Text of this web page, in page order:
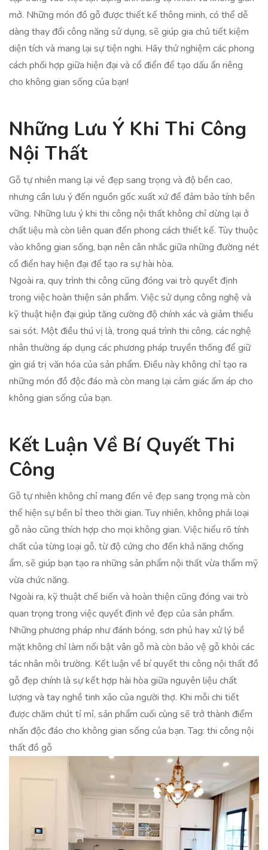
mở. Những món đồ gỗ được thiết kế thông minh, có thể dễ
dàng thay đổi công năng sử dụng, sẽ giúp gia chủ tiết kiệm
diện tích và mang lại sự tiện nghi. Hãy thử nghiệm các phong
cách phối hợp giữa hiện đại và cổ điển để tạo dấu ấn riêng
cho không gian sống của bạn!
Những Lưu Ý Khi Thi Công
Nội Thất
Gỗ tự nhiên mang lại vẻ đẹp sang trọng và độ bền cao,
nhưng cần lưu ý đến nguồn gốc xuất xứ để đảm bảo tính bền
vững. Những lưu ý khi thi công nội thất không chỉ dừng lại ở
chất liệu mà còn liên quan đến phong cách thiết kế. Tùy thuộc
vào không gian sống, bạn nên cân nhắc giữa những đường nét
cổ điển hay hiện đại để tạo ra sự hài hòa.
Ngoài ra, quy trình thi công cũng đóng vai trò quyết định
trong việc hoàn thiện sản phẩm. Việc sử dụng công nghệ và
kỹ thuật hiện đại giúp tăng cường độ chính xác và giảm thiểu
sai sót. Một điều thú vị là, trong quá trình thi công, các nghệ
nhân thường áp dụng các phương pháp truyền thống để giữ
gìn giá trị văn hóa của sản phẩm. Điều này không chỉ tạo ra
những món đồ độc đáo mà còn mang lại cảm giác ấm áp cho
không gian sống của bạn.
Kết Luận Về Bí Quyết Thi
Công
Gỗ tự nhiên không chỉ mang đến vẻ đẹp sang trọng mà còn
thể hiện sự bền bỉ theo thời gian. Tuy nhiên, không phải loại
gỗ nào cũng thích hợp cho mọi không gian. Việc hiểu rõ tính
chất của từng loại gỗ, từ độ cứng cho đến khả năng chống
ẩm, sẽ giúp bạn tạo ra những sản phẩm nội thất vừa thẩm mỹ
vừa chức năng.
Ngoài ra, kỹ thuật chế biến và hoàn thiện cũng đóng vai trò
quan trọng trong việc quyết định vẻ đẹp của sản phẩm.
Những phương pháp như đánh bóng, sơn phủ hay xử lý bề
mặt không chỉ làm nổi bật vân gỗ mà còn bảo vệ gỗ khỏi các
tác nhân môi trường. Kết luận về bí quyết thi công nội thất đồ
gỗ đẹp chính là sự kết hợp hài hòa giữa nguyên liệu chất
lượng và tay nghề tinh xảo của người thợ. Khi mỗi chi tiết
được chăm chút tỉ mỉ, sản phẩm cuối cùng sẽ trở thành điểm
nhấn độc đáo cho không gian sống của bạn. Tag: thi công nội
thất đồ gỗ